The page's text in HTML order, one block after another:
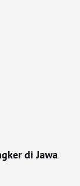
di Jawa